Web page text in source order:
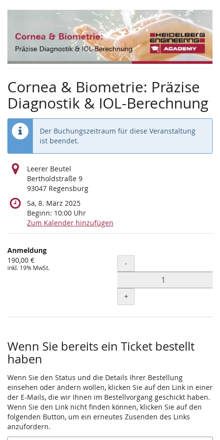
Zum
springen
Cornea & Biometrie: Präzise
Diagnostik & IOL-Berechnung
Der Buchungszeitraum für diese Veranstaltung
ist beendet.
Leerer Beutel
Bertholdstraße 9
93047 Regensburg
Sa, 8. März 2025
Beginn: 10:00 Uhr
Zum Kalender hinzufügen
Produkte
Unkategorisierte
Produkte
Anmeldung
190,00 €
inkl. 19% MwSt. Menge
-
+
Wenn Sie bereits ein Ticket bestellt
haben
Wenn Sie den Status und die Details Ihrer Bestellung
einsehen oder ändern wollen, klicken Sie auf den Link in einer
der E-Mails, die wir Ihnen im Bestellvorgang geschickt haben.
Wenn Sie den Link nicht finden können, klicken Sie auf den
folgenden Button, um ein erneutes Zusenden des Links
anzufordern.